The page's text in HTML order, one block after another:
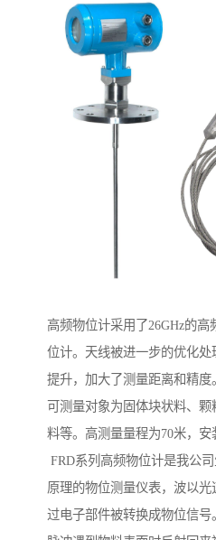
高频物位计采用了26GHz的
位计。天线被进一步的优化
提升，加大了测量距离和精度
可测量对象为固体块状料、
料等。高测量量程为70米，安
FRD系列高频物位计是我公
原理的物位测量仪表，波以
过电子部件被转换成物位信